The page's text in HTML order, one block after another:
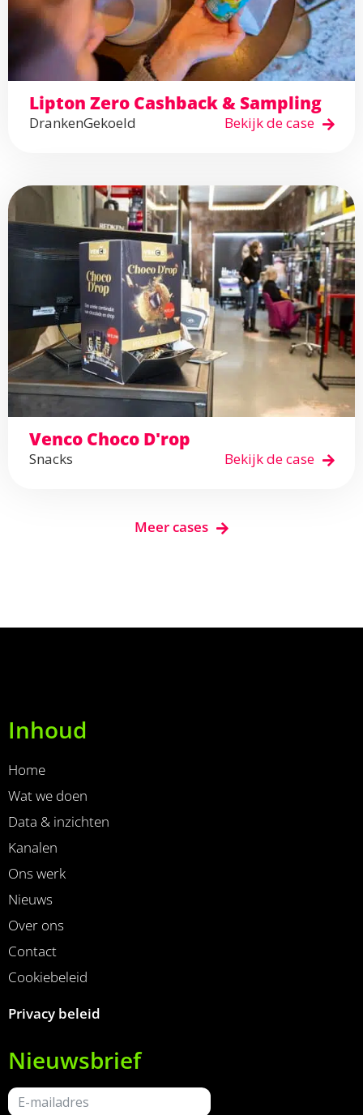
Lipton Zero Cashback & Sampling
DrankenGekoeld Bekijk de case
Venco Choco D'rop
Snacks Bekijk de case
Meer cases
Inhoud
Home
Wat we doen
Data & inzichten
Kanalen
Ons werk
Nieuws
Over ons
Contact
Cookiebeleid
Privacy beleid
Nieuwsbrief